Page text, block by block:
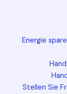
Energie
Stellen Sie